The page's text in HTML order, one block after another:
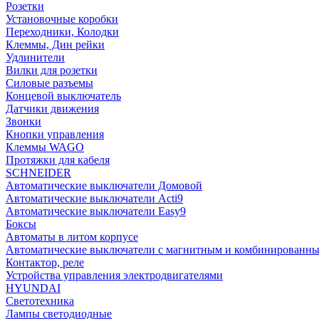
Розетки
Установочные коробки
Переходники, Колодки
Клеммы, Дин рейки
Удлинители
Вилки для розетки
Силовые разъемы
Концевой выключатель
Датчики движения
Звонки
Кнопки управления
Клеммы WAGO
Протяжки для кабеля
SCHNEIDER
Автоматические выключатели Домовой
Автоматические выключатели Acti9
Автоматические выключатели Easy9
Боксы
Автоматы в литом корпусе
Автоматические выключатели с магнитным и
Контактор, реле
Устройства управления электродвигателями
HYUNDAI
Светотехника
Лампы светодиодные